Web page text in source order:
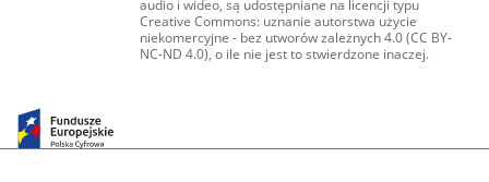
audio i wideo, są udostępniane na licencji typu
Creative Commons: uznanie autorstwa użycie
niekomercyjne - bez utworów zależnych 4.0 (CC BY-
NC-ND 4.0), o ile nie jest to stwierdzone inaczej.